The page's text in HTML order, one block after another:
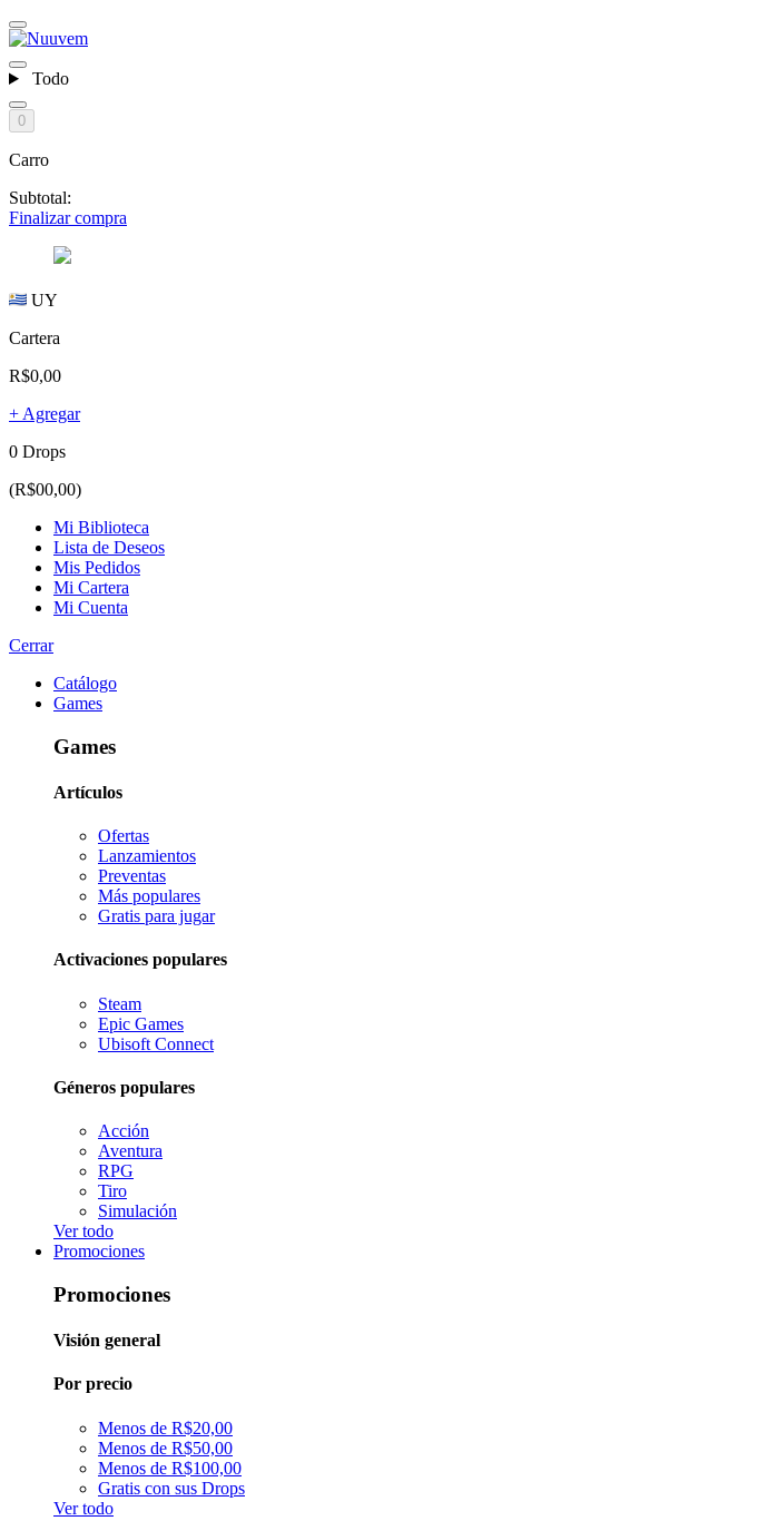
Todo
0
Carro
Subtotal:
Finalizar compra
UY
Cartera
R$0,00
+ Agregar
0 Drops
(R$00,00)
Mi Biblioteca
Lista de Deseos
Mis Pedidos
Mi Cartera
Mi Cuenta
Cerrar
Catálogo
Games
Games
Artículos
Ofertas
Lanzamientos
Preventas
Más populares
Gratis para jugar
Activaciones populares
Steam
Epic Games
Ubisoft Connect
Géneros populares
Acción
Aventura
RPG
Tiro
Simulación
Ver todo
Promociones
Promociones
Visión general
Por precio
Menos de R$20,00
Menos de R$50,00
Menos de R$100,00
Gratis con sus Drops
Ver todo